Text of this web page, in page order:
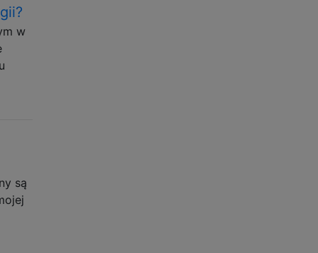
w
są